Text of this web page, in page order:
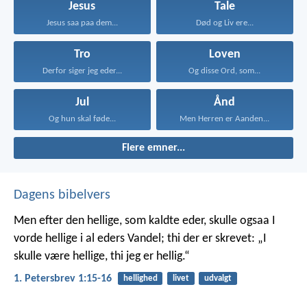
Jesus
Jesus saa paa dem...
Tale
Død og Liv ere...
Tro
Derfor siger jeg eder...
Loven
Og disse Ord, som...
Jul
Og hun skal føde...
Ånd
Men Herren er Aanden...
Flere emner...
Dagens bibelvers
Men efter den hellige, som kaldte eder, skulle ogsaa I
vorde hellige i al eders Vandel; thi der er skrevet: „I
skulle være hellige, thi jeg er hellig.“
1. Petersbrev 1:15-16 hellighed livet udvalgt